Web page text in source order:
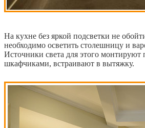
На кухне без яркой подсветки не
необходимо осветить столешницу и
Источники света для этого
шкафчиками, встраивают в вытяжку.